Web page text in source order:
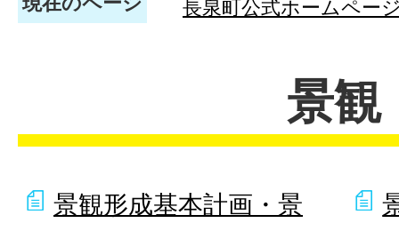
長泉町公式ホームペー
景観
景観形成基本計画・景